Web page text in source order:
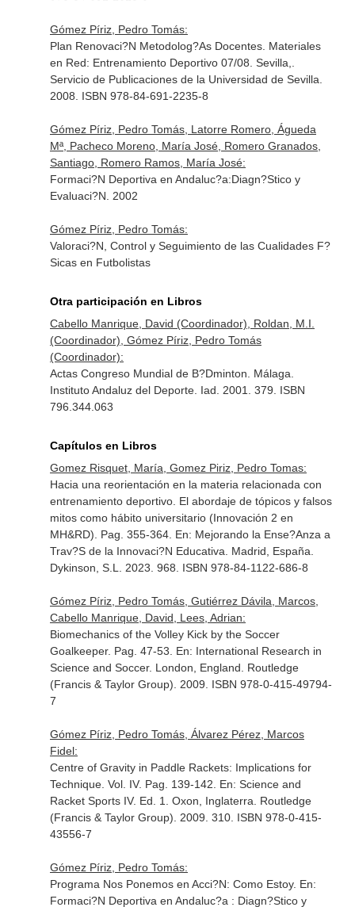
Gómez Píriz, Pedro Tomás:
Plan Renovaci?N Metodolog?As Docentes. Materiales
en Red: Entrenamiento Deportivo 07/08. Sevilla,.
Servicio de Publicaciones de la Universidad de Sevilla.
2008. ISBN 978-84-691-2235-8
Gómez Píriz, Pedro Tomás, Latorre Romero, Águeda
Mª, Pacheco Moreno, María José, Romero Granados,
Santiago, Romero Ramos, María José:
Formaci?N Deportiva en Andaluc?a:Diagn?Stico y
Evaluaci?N. 2002
Gómez Píriz, Pedro Tomás:
Valoraci?N, Control y Seguimiento de las Cualidades F?
Sicas en Futbolistas
Otra participación en Libros
Cabello Manrique, David (Coordinador), Roldan, M.I.
(Coordinador), Gómez Píriz, Pedro Tomás
(Coordinador):
Actas Congreso Mundial de B?Dminton. Málaga.
Instituto Andaluz del Deporte. Iad. 2001. 379. ISBN
796.344.063
Capítulos en Libros
Gomez Risquet, María, Gomez Piriz, Pedro Tomas:
Hacia una reorientación en la materia relacionada con
entrenamiento deportivo. El abordaje de tópicos y falsos
mitos como hábito universitario (Innovación 2 en
MH&RD). Pag. 355-364. En: Mejorando la Ense?Anza a
Trav?S de la Innovaci?N Educativa . Madrid, España.
Dykinson, S.L. 2023. 968. ISBN 978-84-1122-686-8
Gómez Píriz, Pedro Tomás, Gutiérrez Dávila, Marcos,
Cabello Manrique, David, Lees, Adrian:
Biomechanics of the Volley Kick by the Soccer
Goalkeeper. Pag. 47-53. En: International Research in
Science and Soccer. London, England. Routledge
(Francis & Taylor Group). 2009. ISBN 978-0-415-49794-
7
Gómez Píriz, Pedro Tomás, Álvarez Pérez, Marcos
Fidel:
Centre of Gravity in Paddle Rackets: Implications for
Technique. Vol. IV. Pag. 139-142. En: Science and
Racket Sports IV. Ed. 1. Oxon, Inglaterra. Routledge
(Francis & Taylor Group). 2009. 310. ISBN 978-0-415-
43556-7
Gómez Píriz, Pedro Tomás:
Programa Nos Ponemos en Acci?N: Como Estoy. En:
Formaci?N Deportiva en Andaluc?a : Diagn?Stico y